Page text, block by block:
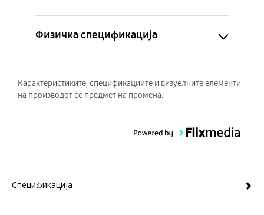
Физичка спецификација
Карактеристиките, спецификациите и визуелните елементи
на производот се предмет на промена.
Спецификација